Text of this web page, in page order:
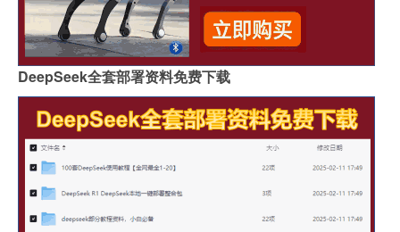
DeepSeek全套部署资料免费下载